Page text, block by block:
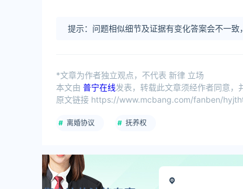
提示：问题相似细节及证据有变化答案会不一
*文章为作者独立观点，不代表 新律 立场
本文由 普宁在线发表，转载此文章须经作者同意，
原文链接 https://www.mcbang.com/fanben/
离婚协议 抚养权